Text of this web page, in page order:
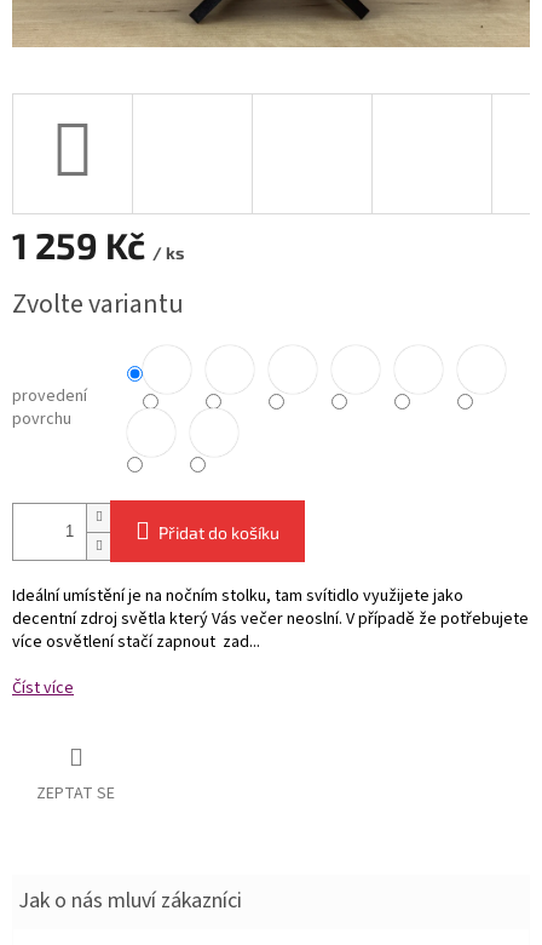
1 259 Kč / ks
cena:
Zvolte variantu
provedení
povrchu
Přidat do košíku
Ideální umístění je na nočním stolku, tam svítidlo využijete jako
decentní zdroj světla který Vás večer neoslní. V případě že potřebujete
více osvětlení stačí zapnout zad...
Číst více
ZEPTAT SE
Jak o nás mluví zákazníci